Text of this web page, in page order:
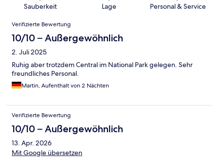
Sauberkeit Lage Personal & Service
Bewertungen
Verifizierte Bewertung
10/10 – Außergewöhnlich
2. Juli 2025
Ruhig aber trotzdem Central im National Park gelegen. Sehr
freundliches Personal.
Martin, Aufenthalt von 2 Nächten
Verifizierte Bewertung
10/10 – Außergewöhnlich
13. Apr. 2026
Mit Google übersetzen